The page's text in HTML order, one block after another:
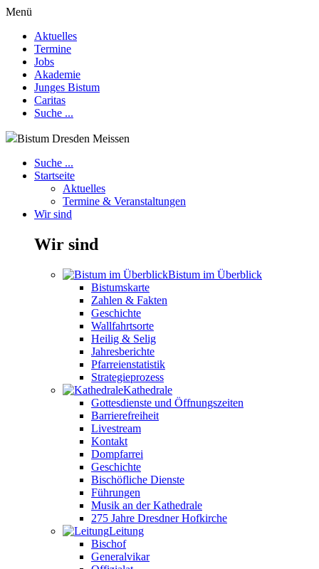
Menü
Aktuelles
Termine
Jobs
Akademie
Junges Bistum
Caritas
Suche ...
Bistum Dresden Meissen
Suche ...
Startseite
Aktuelles
Termine & Veranstaltungen
Wir sind
Wir sind
Bistum im Überblick
Bistumskarte
Zahlen & Fakten
Geschichte
Wallfahrtsorte
Heilig & Selig
Jahresberichte
Pfarreienstatistik
Strategieprozess
Kathedrale
Gottesdienste und Öffnungszeiten
Barrierefreiheit
Livestream
Kontakt
Dompfarrei
Geschichte
Bischöfliche Dienste
Führungen
Musik an der Kathedrale
275 Jahre Dresdner Hofkirche
Leitung
Bischof
Generalvikar